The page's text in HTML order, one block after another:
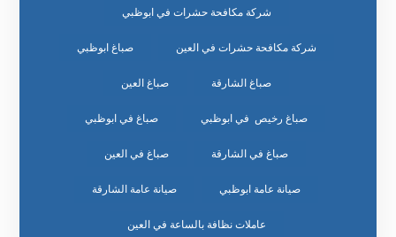
شركة مكافحة حشرات في ابوظبي
شركة مكافحة حشرات في العين صباغ ابوظبي
صباغ الشارقة صباغ العين
صباغ رخيص في ابوظبي صباغ في ابوظبي
صباغ في الشارقة صباغ في العين
صيانة عامة ابوظبي صيانة عامة الشارقة
عاملات نظافة بالساعة في العين